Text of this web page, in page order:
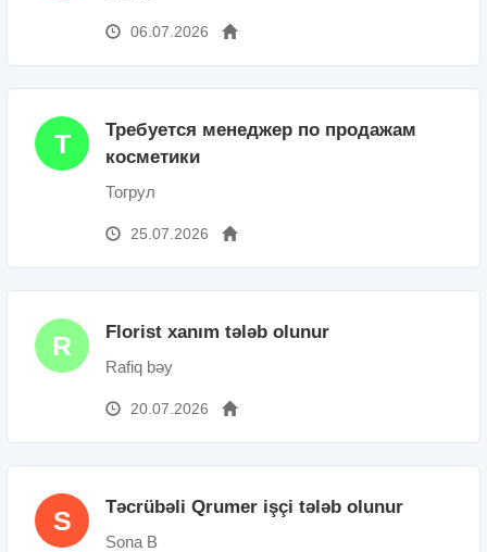
06.07.2026
T
Требуется менеджер по продажам
косметики
Тогрул
25.07.2026
R Florist xanım tələb olunur
Rafiq bəy
20.07.2026
S Təcrübəli Qrumer işçi tələb olunur
Sona B